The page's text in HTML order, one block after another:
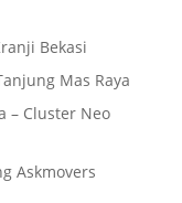
Bekasi
Mas Raya
– Cluster Neo
Askmovers